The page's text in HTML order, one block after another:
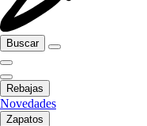
Buscar
Rebajas
Novedades
Zapatos